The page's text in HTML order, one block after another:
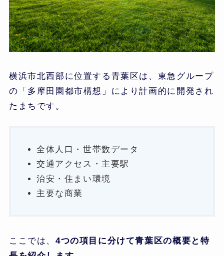
横浜市北西部に位置する青葉区は、東急グループ
の「多摩田園都市構想」により計画的に開発され
たまちです。
全体人口・世帯数データ
交通アクセス・主要駅
治安・住まい環境
主要な商業
ここでは、 4つの項目に分けて青葉区の概要と特